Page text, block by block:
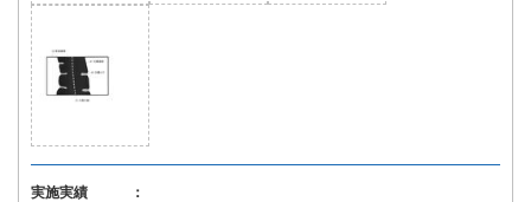
実施実績 ：